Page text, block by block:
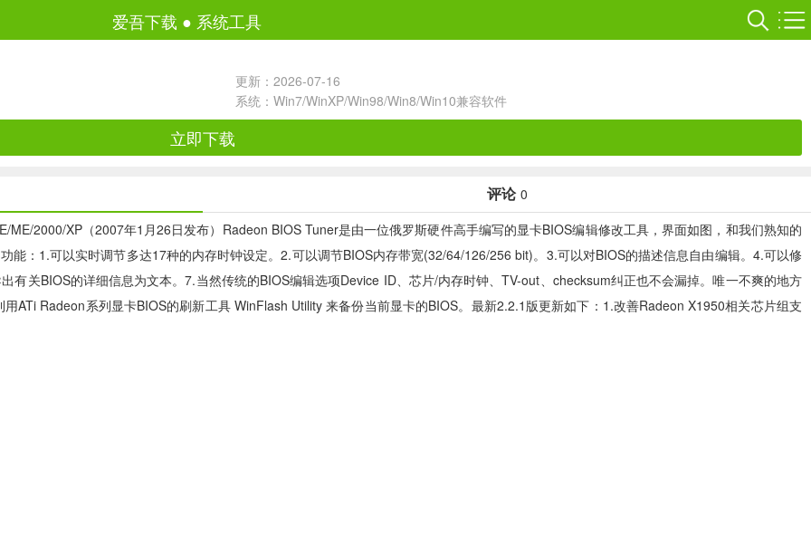
爱吾下载 ● 系统工具
更新：2026-07-16
系统：Win7/WinXP/Win98/Win8/Win10兼容软件
立即下载
评论 0
2000/XP（2007年1月26日发布）Radeon BIOS Tuner是由一位俄罗斯硬件高手编写的显卡BIOS编辑修改工具，界面如图，和我们熟知的
能：1.可以实时调节多达17种的内存时钟设定。2.可以调节BIOS内存带宽(32/64/126/256 bit)。3.可以对BIOS的描述信息自由编辑。4.可以修
有关BIOS的详细信息为文本。7.当然传统的BIOS编辑选项Device ID、芯片/内存时钟、TV-out、checksum纠正也不会漏掉。唯一不爽的地方
ATi Radeon系列显卡BIOS的刷新工具 WinFlash Utility 来备份当前显卡的BIOS。最新2.2.1版更新如下：1.改善Radeon X1950相关芯片组支